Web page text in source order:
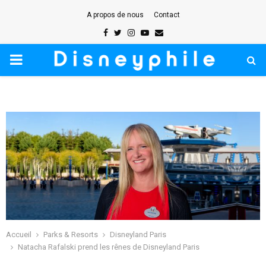
A propos de nous Contact
Facebook
TwitterInstagram
Youtube
Email
PRIMARY
Accueil Parks & Resorts
Disneyland Paris
Natacha Rafalski prend les rênes de Disneyland Paris